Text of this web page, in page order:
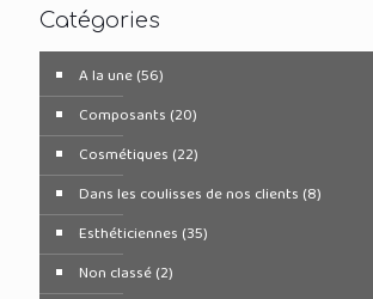
Catégories
A la une(56)
Composants (20)
Cosmétiques (22)
Dans les coulisses de nos clients (8)
Esthéticiennes (35)
Non classé(2)